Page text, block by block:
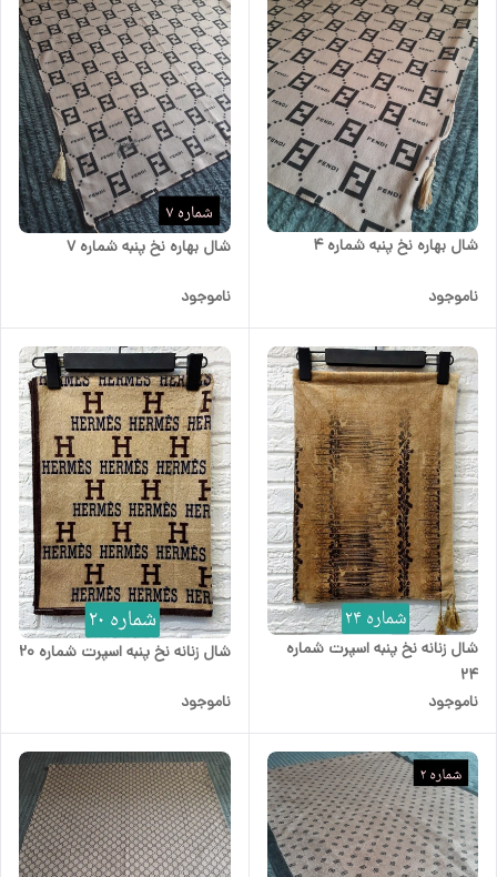
شال بهاره نخ پنبه شماره 4
ناموجود
شال بهاره نخ پنبه شماره 7
ناموجود
شال زنانه نخ پنبه اسپرت شماره
24
ناموجود
شال زنانه نخ پنبه اسپرت شماره 20
ناموجود